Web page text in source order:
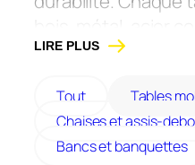
recyclé, elles
Disponibles avec
intégrés, nos
personnalisables
LIRE PLUS
Tout
Tables
Chaises et assis-
Bancs et banquettes